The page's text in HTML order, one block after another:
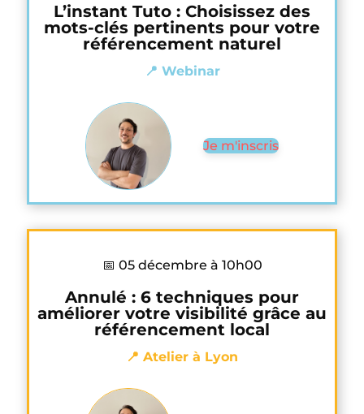
L’instant Tuto : Choisissez des
mots-clés pertinents pour votre
référencement naturel
📍 Webinar
Je m'inscris
📅 05 décembre à 10h00
Annulé : 6 techniques pour
améliorer votre visibilité grâce au
référencement local
📍 Atelier à Lyon